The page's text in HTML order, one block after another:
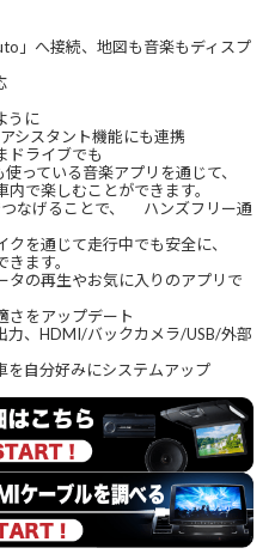
」へ接続、地図も音楽もディスプ
うに
シスタント機能にも連携
ドライブでも
っている音楽アプリを通じて、
で楽しむことができます。
なげることで、 ハンズフリー通
を通じて走行中でも安全に、
ます。
の再生やお気に入りのアプリで
さをアップデート
、HDMI/バックカメラ/USB/外部
自分好みにシステムアップ